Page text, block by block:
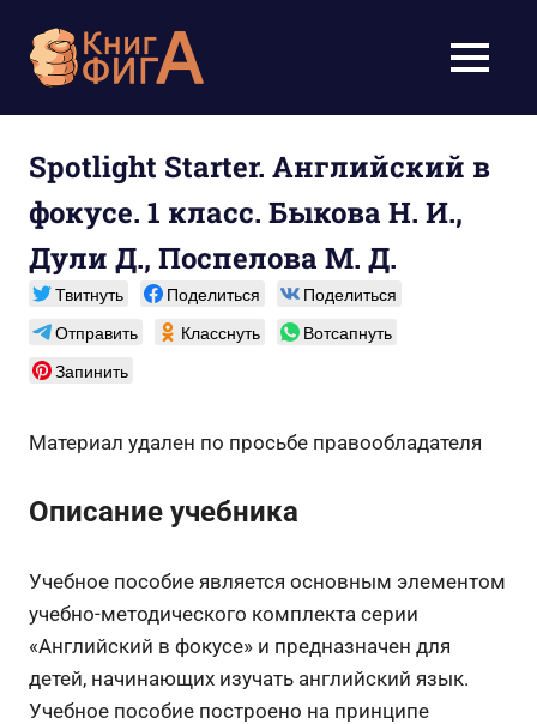
содержимому
для
школьников
1-
11
класс
онлайн,
pdf
МЕНЮ
Spotlight Starter. Английский в
фокусе. 1 класс. Быкова Н. И.,
Дули Д., Поспелова М. Д.
Твитнуть Поделиться
Поделиться
Отправить
Класснуть
Вотсапнуть
Запинить
Материал удален по просьбе правообладателя
Описание учебника
Учебное пособие является основным элементом
учебно-методического комплекта серии
«Английский в фокусе» и предназначен для
детей, начинающих изучать английский язык.
Учебное пособие построено на принципе